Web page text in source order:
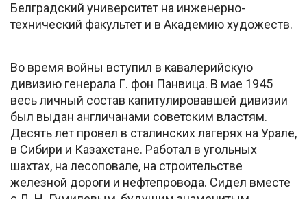
Белградский университет на инженерно-
технический факультет и в Академию художеств.
Во время войны вступил в кавалерийскую
дивизию генерала Г. фон Панвица. В мае 1945
весь личный состав капитулировавшей дивизии
был выдан англичанами советским властям.
Десять лет провел в сталинских лагерях на Урале,
в Сибири и Казахстане. Работал в угольных
шахтах, на лесоповале, на строительстве
железной дороги и нефтепровода. Сидел вместе